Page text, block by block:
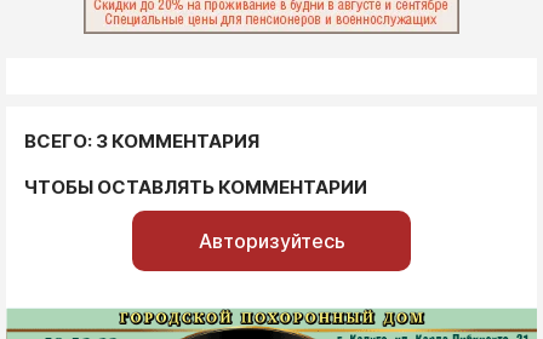
ВСЕГО: 3 КОММЕНТАРИЯ
ЧТОБЫ ОСТАВЛЯТЬ КОММЕНТАРИИ
Авторизуйтесь